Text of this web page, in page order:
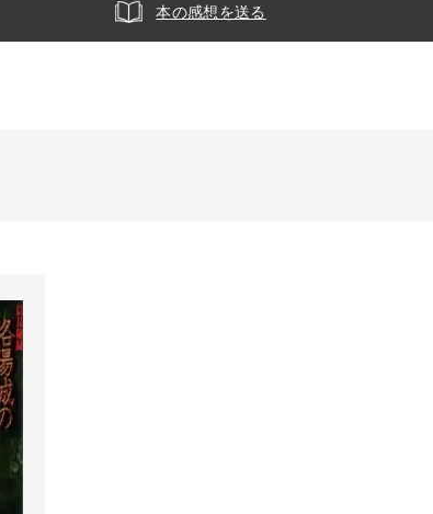
本の感想を送る